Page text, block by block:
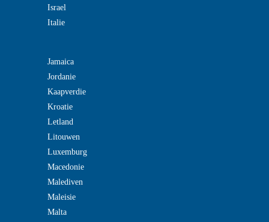
Israel
Italie
Jamaica
Jordanie
Kaapverdie
Kroatie
Letland
Litouwen
Luxemburg
Macedonie
Malediven
Maleisie
Malta